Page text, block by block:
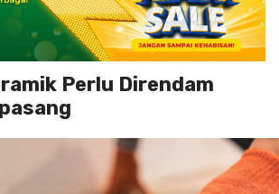
Perlu Direndam